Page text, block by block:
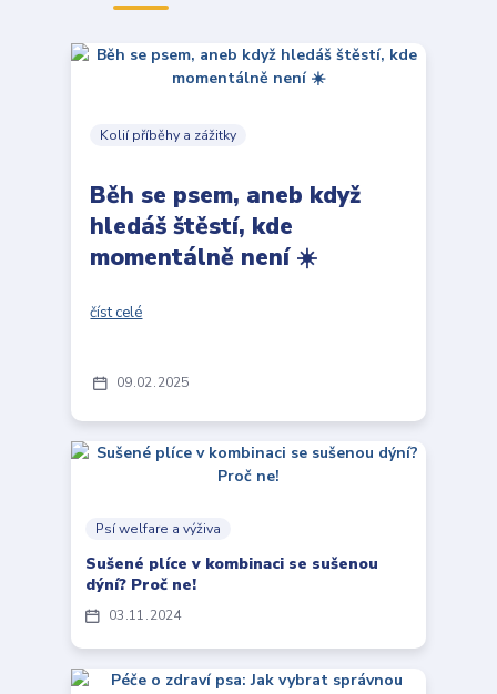
09 02 2025
Kolií příběhy a zážitky
Běh se psem, aneb když
hledáš štěstí, kde
momentálně není ☀️
číst celé
03 11 2024
Psí welfare a výživa
Sušené plíce v kombinaci se sušenou
dýní? Proč ne!